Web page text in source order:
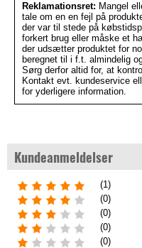
Reklamationsret: Mangel
tale om en en fejl på
der var til stede på
forkert brug eller måske et
der udsætter produktet for
beregnet til i f.t. almindelig
Sørg derfor altid for, at
Kontakt evt. kundeservice
for yderligere information.
Kundeanmeldelser
(1)
(0)
(0)
(0)
(0)